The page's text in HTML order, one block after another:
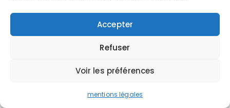
Accepter
Refuser
Voir les préférences
mentions légales